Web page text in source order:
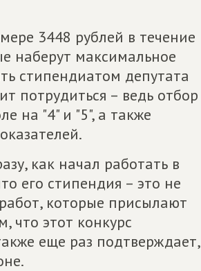
3448 рублей в течение
наберут максимальное
стипендиатом депутата
потрудиться – ведь отбор
на "4" и "5", а также
как начал работать в
его стипендия – это не
которые присылают
что этот конкурс
еще раз подтверждает,